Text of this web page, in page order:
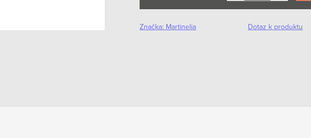
cena:
Značka: Martinelia Dotaz k produktu